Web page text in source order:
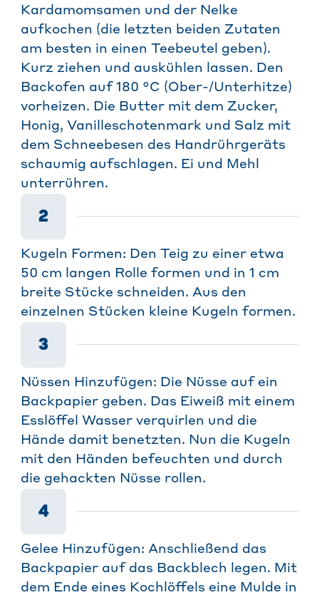
Kardamomsamen und der Nelke
aufkochen (die letzten beiden Zutaten
am besten in einen Teebeutel geben).
Kurz ziehen und auskühlen lassen. Den
Backofen auf 180 °C (Ober-/Unterhitze)
vorheizen. Die Butter mit dem Zucker,
Honig, Vanilleschotenmark und Salz mit
dem Schneebesen des Handrührgeräts
schaumig aufschlagen. Ei und Mehl
unterrühren.
2
Kugeln Formen: Den Teig zu einer etwa
50 cm langen Rolle formen und in 1 cm
breite Stücke schneiden. Aus den
einzelnen Stücken kleine Kugeln formen.
3
Nüssen Hinzufügen: Die Nüsse auf ein
Backpapier geben. Das Eiweiß mit einem
Esslöffel Wasser verquirlen und die
Hände damit benetzten. Nun die Kugeln
mit den Händen befeuchten und durch
die gehackten Nüsse rollen.
4
Gelee Hinzufügen: Anschließend das
Backpapier auf das Backblech legen. Mit
dem Ende eines Kochlöffels eine Mulde in